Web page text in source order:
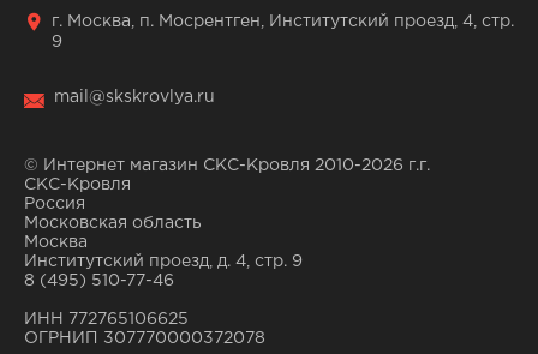
г. Москва, п. Мосрентген, Институтский проезд, 4, стр.
9
mail@skskrovlya.ru
© Интернет магазин СКС-Кровля 2010-2026 г.г.
СКС-Кровля
Россия
Московская область
Москва
Институтский проезд, д. 4, стр. 9
8 (495) 510-77-46
ИНН 772765106625
ОГРНИП 307770000372078